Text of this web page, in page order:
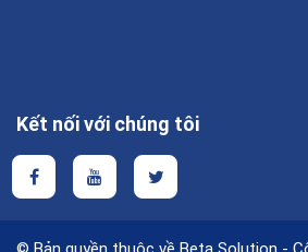
Kết nối với chúng tôi